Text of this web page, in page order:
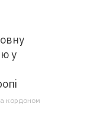
у
кордоном